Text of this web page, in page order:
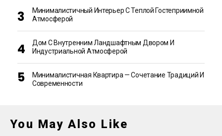
Минималистичный Интерьер С Теплой Гостеприимной
Атмосферой
Дом С Внутренним Ландшафтным Двором И
Индустриальной Атмосферой
Минималистичная Квартира — Сочетание Традиций И
Современности
You May Also Like